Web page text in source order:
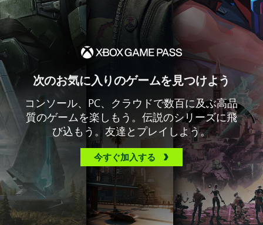
次のお気に入りのゲームを見つけよう
コンソール、PC、クラウドで数百に及ぶ高品
質のゲームを楽しもう。伝説のシリーズに飛
び込もう。友達とプレイしよう。
今すぐ加入する